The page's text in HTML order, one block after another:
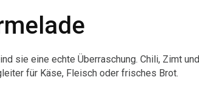
sie eine echte Überraschung. Chili, Zimt und
für Käse, Fleisch oder frisches Brot.